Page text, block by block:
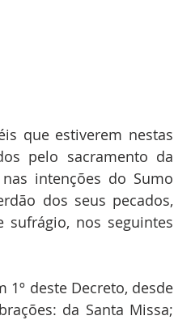
que estiverem nestas
pelo sacramento da
intenções do Sumo
dos seus pecados,
nos seguintes
1º deste Decreto, desde
da Santa Missa;